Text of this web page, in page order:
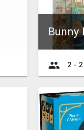
Bunny
group 2 - 2